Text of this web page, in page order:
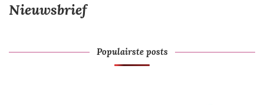
Nieuwsbrief
Populairste posts